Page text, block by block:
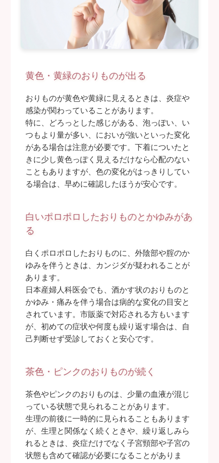
黄色・黄緑のおりものが出る
おりものが黄色や黄緑に見えるときは、炎症や
感染が関わっていることがあります。
特に、どろっとした感じがある、泡っぽい、い
つもより量が多い、においが強いといった変化
がある場合は注意が必要です。下着についたと
きに少し黄色っぽく見えるだけなら心配のない
こともありますが、色の変化がはっきりしてい
る場合は、早めに確認したほうが安心です。
白いポロポロしたおりものとかゆみがあ
る
白くポロポロしたおりものに、外陰部や腟のか
ゆみを伴うときは、カンジダが疑われることが
あります。
日本産婦人科医会でも、酒かす状のおりものと
かゆみ・痛みを伴う場合は病的な変化の目安と
されています。市販薬で対応される方もいます
が、初めての症状や何度も繰り返す場合は、自
己判断せず受診しておくと安心です。
茶色・ピンクのおりものが続く
茶色やピンクのおりものは、少量の血液が混じ
っている状態で見られることがあります。
生理の前後に一時的に見られることもあります
が、生理と関係なく続くときや、繰り返しみら
れるときは、炎症だけでなく子宮頸部や子宮の
状態も含めて確認が必要になることがありま